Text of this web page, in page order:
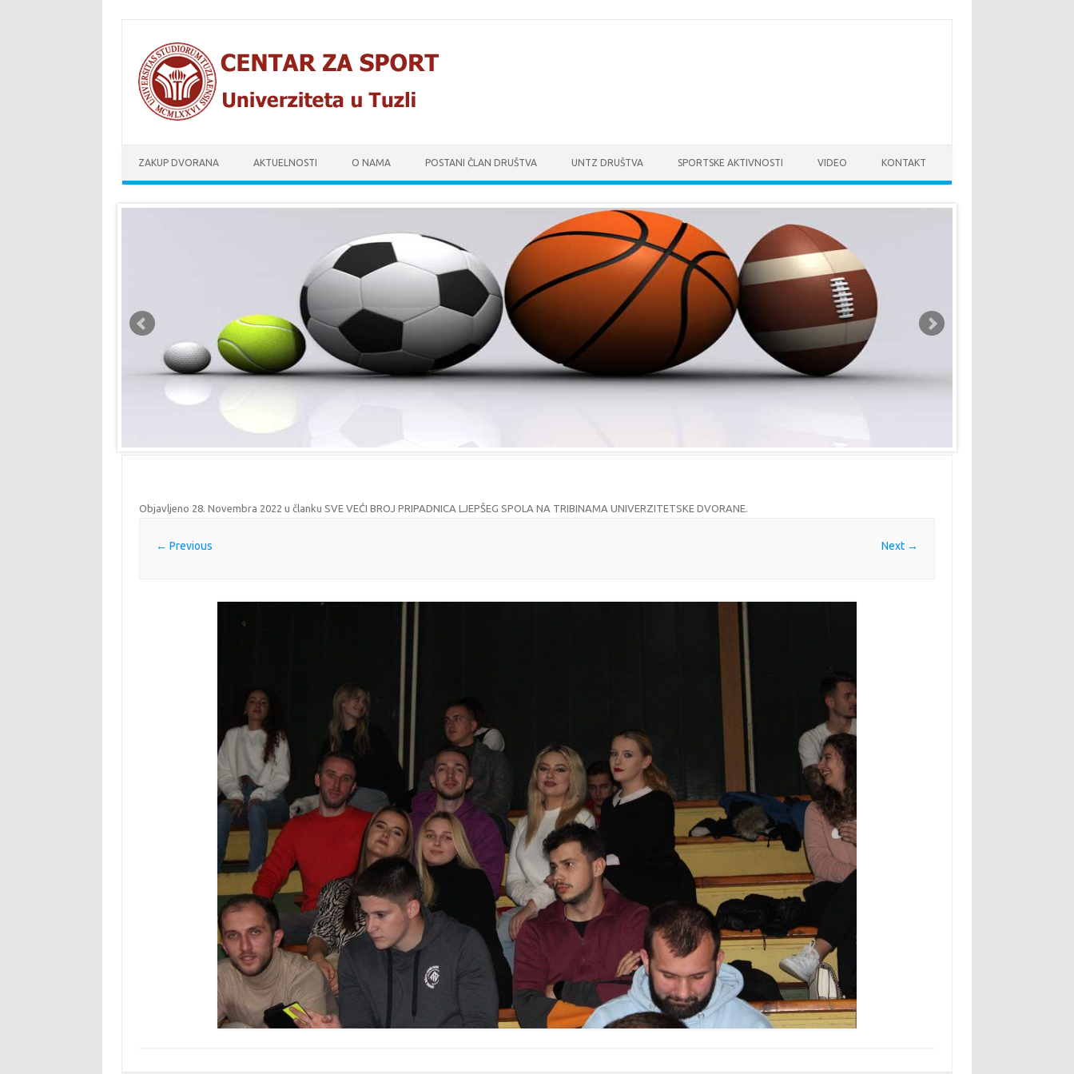
ZAKUP DVORANA AKTUELNOSTI O NAMA POSTANI ČLAN DRUŠTVA UNTZ DRUŠTVA SPORTSKE AKTIVNOSTI VIDEO KONTAKT
Objavljeno 28. Novembra 2022 u članku SVE VEĆI BROJ PRIPADNICA LJEPŠEG SPOLA NA TRIBINAMA UNIVERZITETSKE DVORANE.
← Previous Next →